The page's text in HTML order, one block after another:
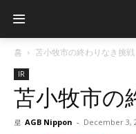
홈 苫小牧市の終わりなき挑戦
IR
苫小牧市の
로 AGB Nippon - December 3,